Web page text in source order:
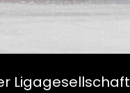
Ligagesellschaft